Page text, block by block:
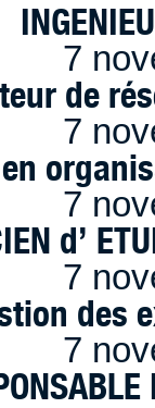
7
de
7
7
d’
7
des
7